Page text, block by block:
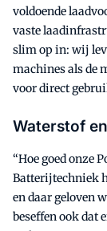
voldoende
vaste
slim op in: wij
machines als de
voor direct
Waterstof
“Hoe goed onze
Batterijtechniek
en daar geloven
beseffen ook dat